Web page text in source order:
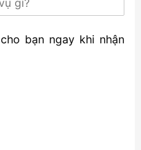
bạn ngay khi nhận